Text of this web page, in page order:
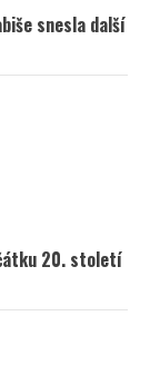
snesla další
20. století